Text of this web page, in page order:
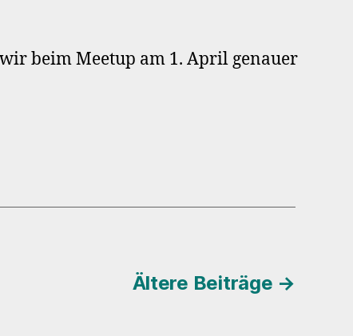
beim Meetup am 1. April genauer
Ältere Beiträge →